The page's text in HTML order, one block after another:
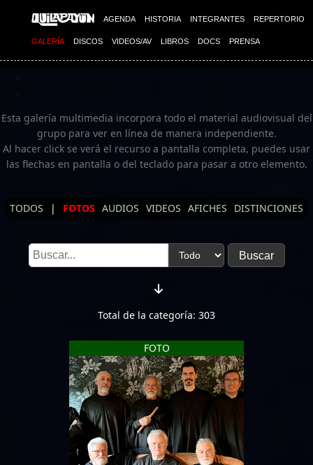
AGENDA HISTORIA INTEGRANTES REPERTORIO
GALERÍA DISCOS VIDEOS/AV LIBROS DOCS PRENSA
Imagen 03
Esta galería multimedia incorpora todo el material audiovisual del
grupo para ver en línea de manera independiente.
Al hacer click se verá el recurso a pantalla completa, puedes usar
las flechas en pantalla o del teclado para pasar a otro elemento.
TODOS | FOTOS AUDIOS VIDEOS AFICHES DISTINCIONES
Total de la categoría: 303
FOTO